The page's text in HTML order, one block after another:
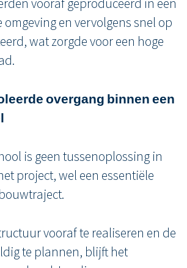
vooraf geproduceerd in een
omgeving en vervolgens snel op
wat zorgde voor een hoge
overgang binnen een
is geen tussenoplossing in
project, wel een essentiële
vooraf te realiseren en de
te plannen, blijft het